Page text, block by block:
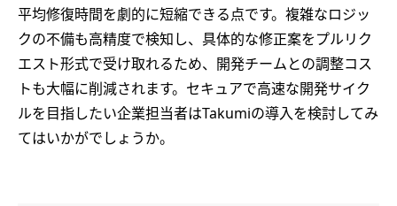
平均修復時間を劇的に短縮できる点です。複雑なロジッ
クの不備も高精度で検知し、具体的な修正案をプルリク
エスト形式で受け取れるため、開発チームとの調整コス
トも大幅に削減されます。セキュアで高速な開発サイク
ルを目指したい企業担当者はTakumiの導入を検討してみ
てはいかがでしょうか。